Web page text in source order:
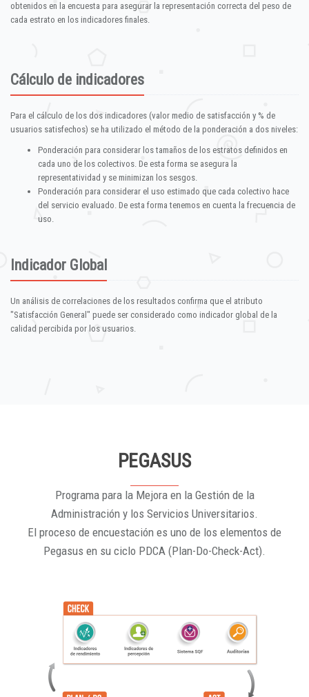
obtenidos en la encuesta para asegurar la representación correcta del peso de
cada estrato en los indicadores finales.
Cálculo de indicadores
Para el cálculo de los dos indicadores (valor medio de satisfacción y % de
usuarios satisfechos) se ha utilizado el método de la ponderación a dos niveles:
Ponderación para considerar los tamaños de los estratos definidos en
cada uno de los colectivos. De esta forma se asegura la
representatividad y se minimizan los sesgos.
Ponderación para considerar el uso estimado que cada colectivo hace
del servicio evaluado. De esta forma tenemos en cuenta la frecuencia de
uso.
Indicador Global
Un análisis de correlaciones de los resultados confirma que el atributo
"Satisfacción General" puede ser considerado como indicador global de la
calidad percibida por los usuarios.
PEGASUS
Programa para la Mejora en la Gestión de la
Administración y los Servicios Universitarios.
El proceso de encuestación es uno de los elementos de
Pegasus en su ciclo PDCA (Plan-Do-Check-Act).